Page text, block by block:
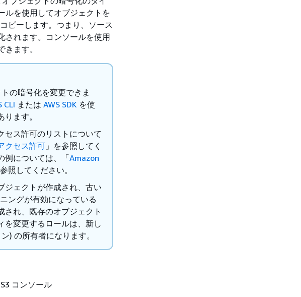
ルを使用してオブジェクトを
ピーします。つまり、ソース
されます。コンソールを使用
ます。
の暗号化を変更できま
CLI または AWS SDK を使
ます。
セス許可のリストについて
クセス許可 」を参照してく
例については、「Amazon
照してください。
ジェクトが作成され、古い
ングが有効になっている
れ、既存のオブジェクト
を変更するロールは、新し
) の所有者になります。
コンソール